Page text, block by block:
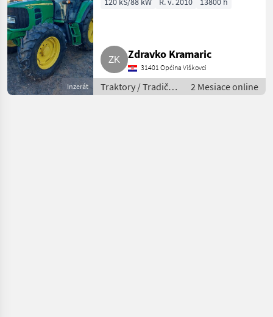
Inzerát
Zdravko Kramaric
31401 Općina Viškovci
Traktory / Tradičný
traktor
2 Mesiace online